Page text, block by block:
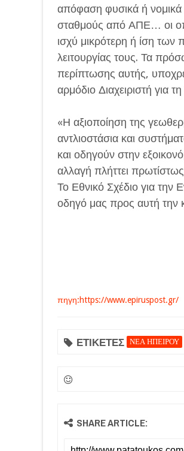
απόφαση φυσικά ή
σταθμούς από ΑΠΕ… οι
ισχύ μικρότερη ή ίση
λειτουργίας τους. Τα
περίπτωσης αυτής,
αρμόδιο Διαχειριστή για
«Η αξιοποίηση της
αντλιοστάσια και
και οδηγούν στην
αλλαγή πλήττει
Το Εθνικό Σχέδιο για την
οδηγό μας προς αυτή την
πηγη:https://www.epiruspost.gr/
ΕΤΙΚΕΤΕΣ ΝΕΑ ΗΠΕΙΡΟΥ
SHARE ARTICLE: